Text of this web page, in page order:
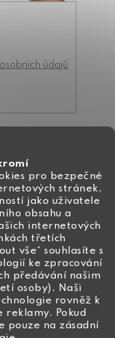
pro bezpečné
stránek,
jako uživatele
obsahu a
internetových
třetích
vše“ souhlasíte s
ke zpracování
předávání našim
osoby). Naši
rovněž k
reklamy. Pokud
pouze na zásadní
údajů